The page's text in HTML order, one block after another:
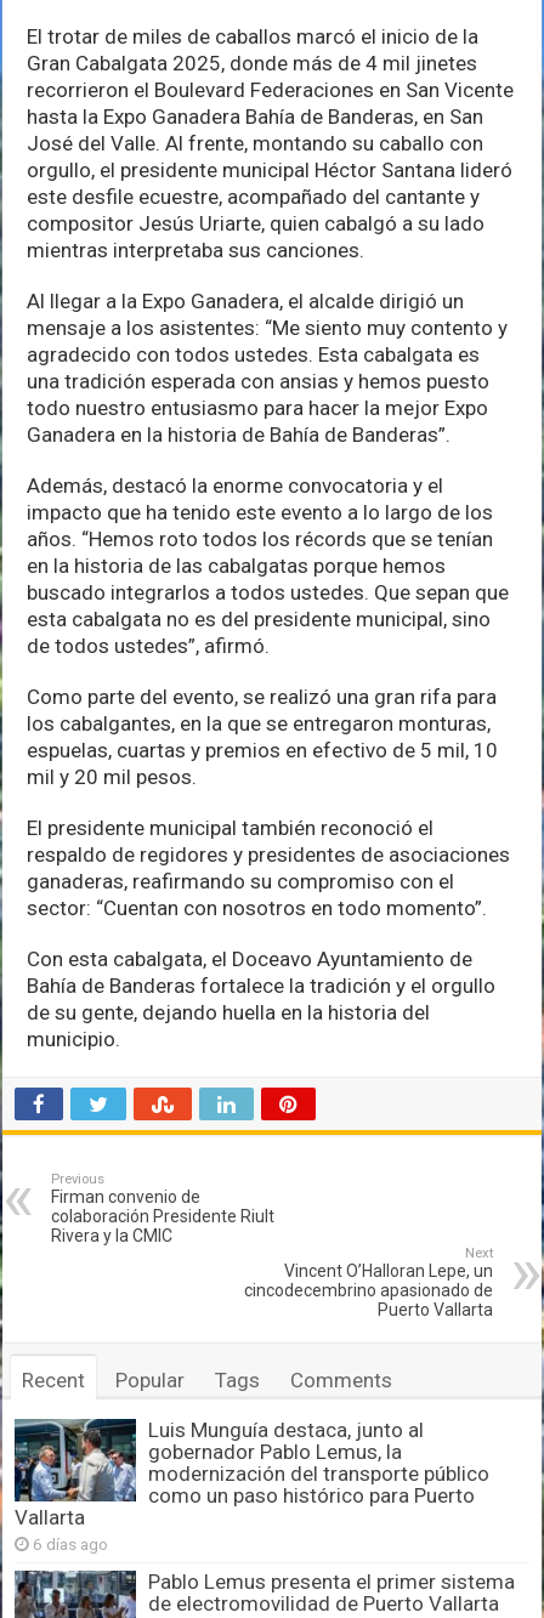
Ganadera
Bahía
de
Banderas
2025
El trotar de miles de caballos marcó el inicio de la
Gran Cabalgata 2025, donde más de 4 mil jinetes
recorrieron el Boulevard Federaciones en San Vicente
hasta la Expo Ganadera Bahía de Banderas, en San
José del Valle. Al frente, montando su caballo con
orgullo, el presidente municipal Héctor Santana lideró
este desfile ecuestre, acompañado del cantante y
compositor Jesús Uriarte, quien cabalgó a su lado
mientras interpretaba sus canciones.
Al llegar a la Expo Ganadera, el alcalde dirigió un
mensaje a los asistentes: “Me siento muy contento y
agradecido con todos ustedes. Esta cabalgata es
una tradición esperada con ansias y hemos puesto
todo nuestro entusiasmo para hacer la mejor Expo
Ganadera en la historia de Bahía de Banderas”.
Además, destacó la enorme convocatoria y el
impacto que ha tenido este evento a lo largo de los
años. “Hemos roto todos los récords que se tenían
en la historia de las cabalgatas porque hemos
buscado integrarlos a todos ustedes. Que sepan que
esta cabalgata no es del presidente municipal, sino
de todos ustedes”, afirmó.
Como parte del evento, se realizó una gran rifa para
los cabalgantes, en la que se entregaron monturas,
espuelas, cuartas y premios en efectivo de 5 mil, 10
mil y 20 mil pesos.
El presidente municipal también reconoció el
respaldo de regidores y presidentes de asociaciones
ganaderas, reafirmando su compromiso con el
sector: “Cuentan con nosotros en todo momento”.
Con esta cabalgata, el Doceavo Ayuntamiento de
Bahía de Banderas fortalece la tradición y el orgullo
de su gente, dejando huella en la historia del
municipio.
Previous
Firman convenio de
colaboración Presidente Riult
Rivera y la CMIC
Next
Vincent O’Halloran Lepe, un
cincodecembrino apasionado de
Puerto Vallarta
Recent Popular Tags Comments
Luis Munguía destaca, junto al
gobernador Pablo Lemus, la
modernización del transporte público
como un paso histórico para Puerto
Vallarta
6 días ago
Pablo Lemus presenta el primer sistema
de electromovilidad de Puerto Vallarta